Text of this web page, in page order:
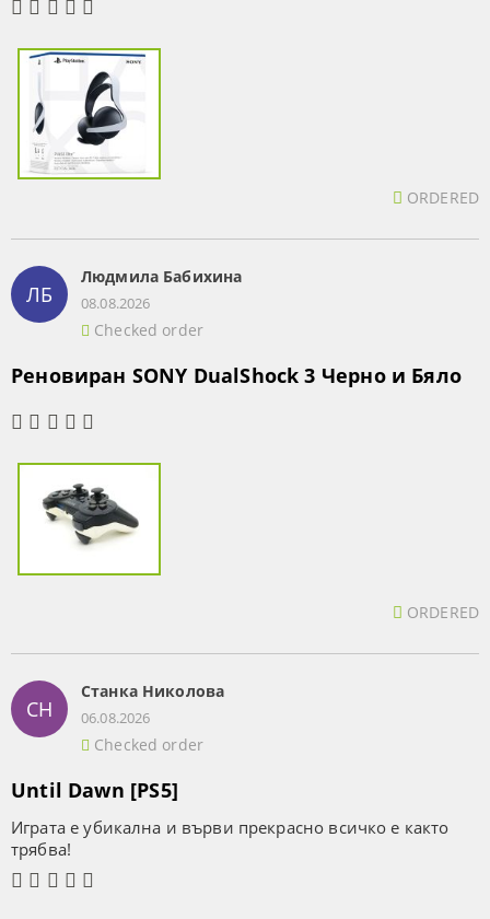
ORDERED
ЛБ
Людмила Бабихина
08.08.2026
Checked order
Реновиран SONY DualShock 3 Черно и Бяло
ORDERED
СН
Станка Николова
06.08.2026
Checked order
Until Dawn [PS5]
Играта е убикална и върви прекрасно всичко е както
трябва!